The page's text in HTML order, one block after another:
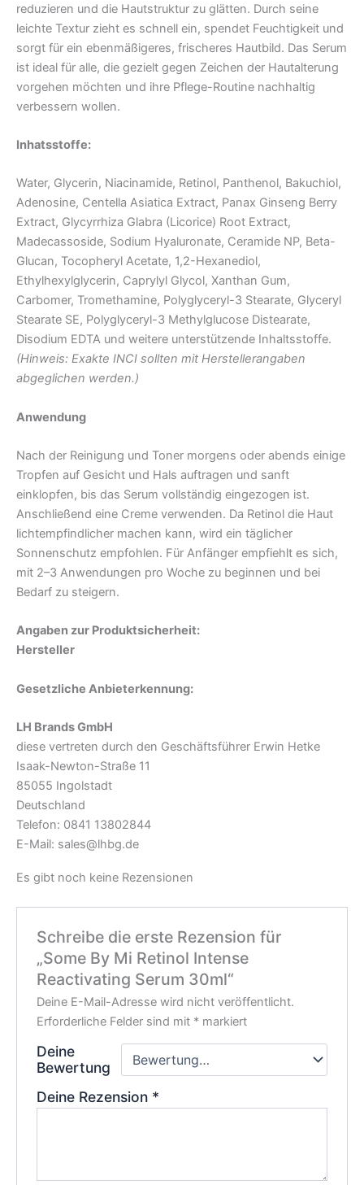
reduzieren und die Hautstruktur zu glätten. Durch seine
leichte Textur zieht es schnell ein, spendet Feuchtigkeit und
sorgt für ein ebenmäßigeres, frischeres Hautbild. Das Serum
ist ideal für alle, die gezielt gegen Zeichen der Hautalterung
vorgehen möchten und ihre Pflege-Routine nachhaltig
verbessern wollen.
Inhatsstoffe:
Water, Glycerin, Niacinamide, Retinol, Panthenol, Bakuchiol,
Adenosine, Centella Asiatica Extract, Panax Ginseng Berry
Extract, Glycyrrhiza Glabra (Licorice) Root Extract,
Madecassoside, Sodium Hyaluronate, Ceramide NP, Beta-
Glucan, Tocopheryl Acetate, 1,2-Hexanediol,
Ethylhexylglycerin, Caprylyl Glycol, Xanthan Gum,
Carbomer, Tromethamine, Polyglyceryl-3 Stearate, Glyceryl
Stearate SE, Polyglyceryl-3 Methylglucose Distearate,
Disodium EDTA und weitere unterstützende Inhaltsstoffe.
(Hinweis: Exakte INCI sollten mit Herstellerangaben
abgeglichen werden.)
Anwendung
Nach der Reinigung und Toner morgens oder abends einige
Tropfen auf Gesicht und Hals auftragen und sanft
einklopfen, bis das Serum vollständig eingezogen ist.
Anschließend eine Creme verwenden. Da Retinol die Haut
lichtempfindlicher machen kann, wird ein täglicher
Sonnenschutz empfohlen. Für Anfänger empfiehlt es sich,
mit 2–3 Anwendungen pro Woche zu beginnen und bei
Bedarf zu steigern.
Angaben zur Produktsicherheit:
Hersteller
Gesetzliche Anbieterkennung:
LH Brands GmbH
diese vertreten durch den Geschäftsführer Erwin Hetke
Isaak-Newton-Straße 11
85055 Ingolstadt
Deutschland
Telefon: 0841 13802844
E-Mail: sales@lhbg.de
Es gibt noch keine Rezensionen
Schreibe die erste Rezension für
„Some By Mi Retinol Intense
Reactivating Serum 30ml“
Deine E-Mail-Adresse wird nicht veröffentlicht.
Erforderliche Felder sind mit * markiert
Deine
Bewertung
Deine Rezension *